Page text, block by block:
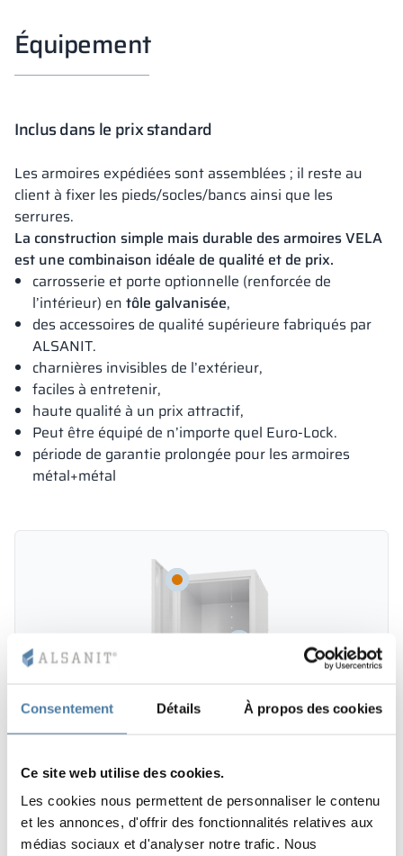
Consentement Détails À propos des cookies
Ce site web utilise des cookies.
Les cookies nous permettent de personnaliser le contenu
et les annonces, d'offrir des fonctionnalités relatives aux
médias sociaux et d'analyser notre trafic. Nous
Équipement
Inclus dans le prix standard
Les armoires expédiées sont assemblées ; il reste au
client à fixer les pieds/socles/bancs ainsi que les
serrures.
La construction simple mais durable des armoires VELA
est une combinaison idéale de qualité et de prix.
carrosserie et porte optionnelle (renforcée de
l’intérieur) en tôle galvanisée,
des accessoires de qualité supérieure fabriqués par
ALSANIT.
charnières invisibles de l’extérieur,
faciles à entretenir,
haute qualité à un prix attractif,
Peut être équipé de n’importe quel Euro-Lock.
période de garantie prolongée pour les armoires
métal+métal